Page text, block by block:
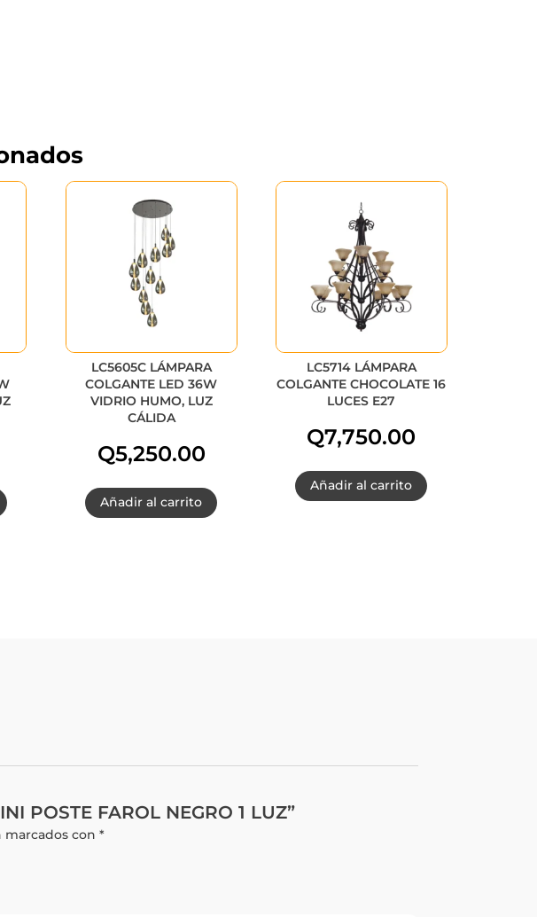
LC5605C LÁMPARA
COLGANTE LED 36W
VIDRIO HUMO, LUZ
CÁLIDA
Q5,250.00
Añadir al carrito
LC5714 LÁMPARA
COLGANTE CHOCOLATE 16
LUCES E27
Q7,750.00
Añadir al carrito
POSTE FAROL NEGRO 1 LUZ”
marcados con*